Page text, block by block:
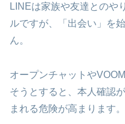
LINEは家族や友達とのや
ルですが、「出会い」を
ん。
オープンチャットや
そうとすると、本人確認
まれる危険が高まります。